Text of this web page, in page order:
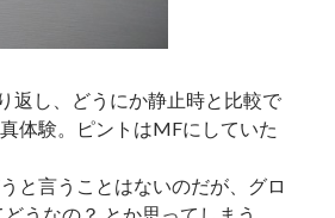
返し、どうにか静止時と比較で
体験。ピントはMFにしていた
と言うことはないのだが、グロ